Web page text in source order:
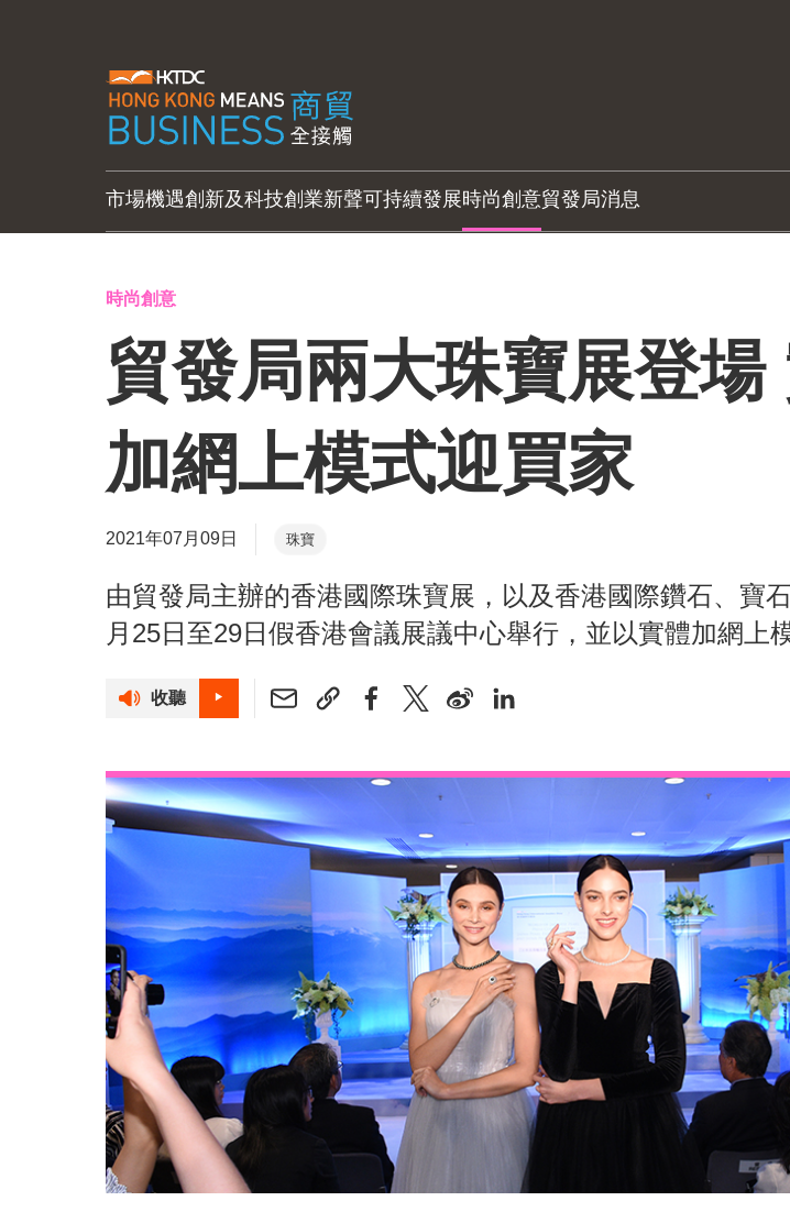
市場機遇創新及科技創業新聲可持續發展時尚創意貿發局消息
時尚創意
貿發局兩大珠寶展登場
加網上模式迎買家
2021年07月09日 珠寶
由貿發局主辦的香港國際珠寶展，以及香港國際鑽石、寶
月25日至29日假香港會議展議中心舉行，並以實體加網上
收聽